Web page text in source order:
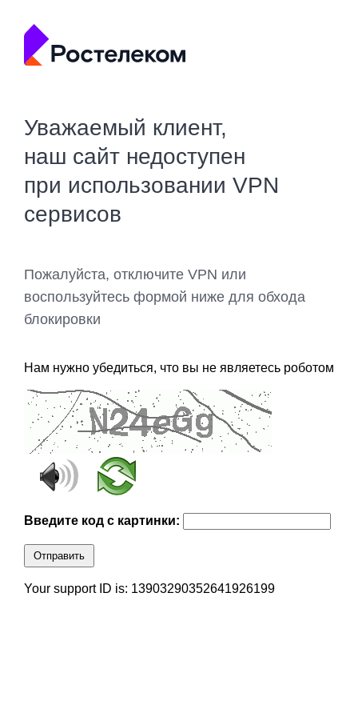
Уважаемый клиент,
наш сайт недоступен
при использовании VPN
сервисов
Пожалуйста, отключите VPN или
воспользуйтесь формой ниже для обхода
блокировки
Нам нужно убедиться, что вы не являетесь роботом
Введите код с картинки:
Отправить
Your support ID is: 13903290352641926199